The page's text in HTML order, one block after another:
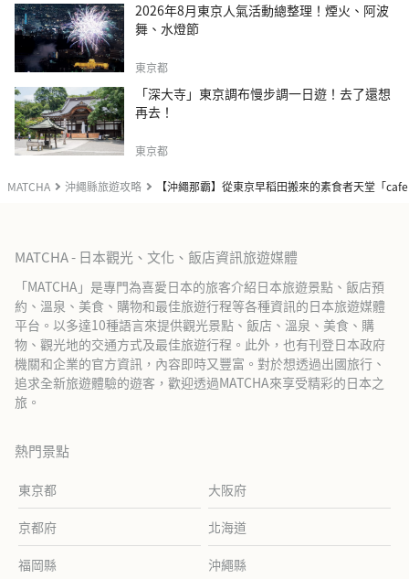
MATCHA 沖繩縣旅遊攻略 【沖繩那霸】從東京早稻田搬來的素食者天堂「
2026年8月東京人氣活動總整理！煙火、阿波
舞、水燈節
東京都
「深大寺」東京調布慢步調一日遊！去了還想
再去！
東京都
MATCHA - 日本觀光、文化、飯店資訊旅遊媒體
「MATCHA」是專門為喜愛日本的旅客介紹日本旅遊景點、飯店預
約、溫泉、美食、購物和最佳旅遊行程等各種資訊的日本旅遊媒體
平台。以多達10種語言來提供觀光景點、飯店、溫泉、美食、購
物、觀光地的交通方式及最佳旅遊行程。此外，也有刊登日本政府
機關和企業的官方資訊，內容即時又豐富。對於想透過出國旅行、
追求全新旅遊體驗的遊客，歡迎透過MATCHA來享受精彩的日本之
旅。
熱門景點
東京都 大阪府
京都府 北海道
福岡縣 沖繩縣